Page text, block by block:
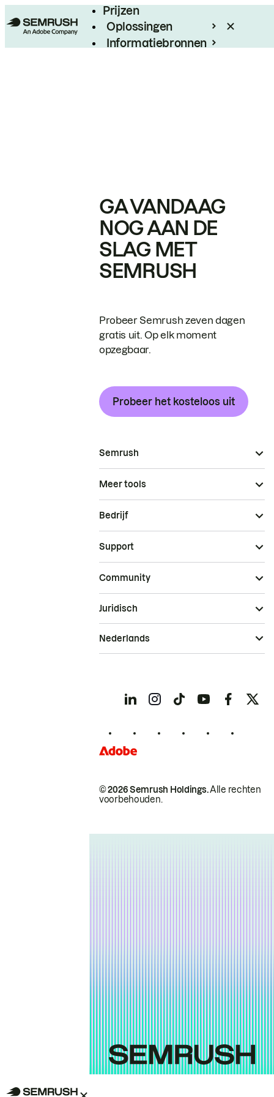
Prijzen
Oplossingen
Informatiebronnen
GA VANDAAG
NOG AAN DE
SLAG MET
SEMRUSH
Probeer Semrush zeven dagen
gratis uit. Op elk moment
opzegbaar.
Probeer het kosteloos uit
Semrush
Meer tools
Bedrijf
Support
Community
© 2026 Semrush Holdings.Alle rechten
voorbehouden.
Juridisch
Nederlands